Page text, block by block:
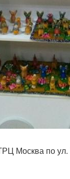
Москва по